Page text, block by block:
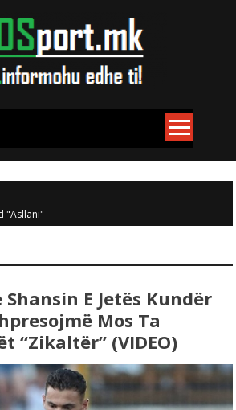
"Asllani"
E Jetës Kundër
Mos Ta
“zikaltër” (VIDEO)